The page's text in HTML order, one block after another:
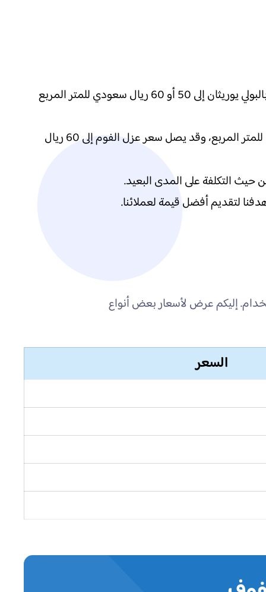
على سبيل المثال، يتراوح سعر العزل المائي بالبيتومين بين 25 و40 ريال سعودي للمتر المربع، بينما قد يصل سعر العزل بالبولي يوريثان إلى 50 أو 60 ريال سعودي للمتر المربع
فيما يخص العزل الحراري، تتفاوت الأسعار حسب نوع المادة، حيث يبدأ سعر عزل الصوف الصخري من 30 ريال سعودي للمتر المربع، وقد يصل سعر عزل الفوم إلى 60 ريال
حيث التكلفة على المدى البعيد.
لتقديم أفضل قيمة لعملائنا.
إليكم عرض لأسعار بعض أنواع
السعر